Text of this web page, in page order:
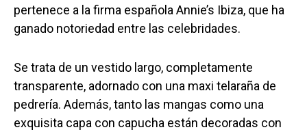
pertenece a la firma española Annie’s Ibiza, que ha
ganado notoriedad entre las celebridades.
Se trata de un vestido largo, completamente
transparente, adornado con una maxi telaraña de
pedrería. Además, tanto las mangas como una
exquisita capa con capucha están decoradas con